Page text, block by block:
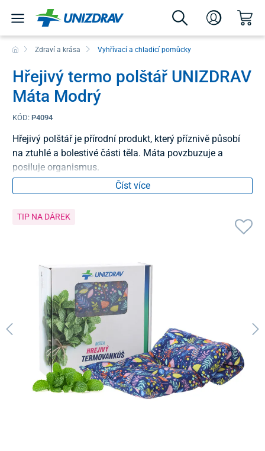
Zdraví a krása Vyhřívací a chladicí pomůcky
Hřejivý termo polštář UNIZDRAV
Máta Modrý
KÓD: P4094
Hřejivý polštář je přírodní produkt, který příznivě působí
na ztuhlé a bolestivé části těla. Máta povzbuzuje a
posiluje organismus.
Číst více
TIP NA DÁREK